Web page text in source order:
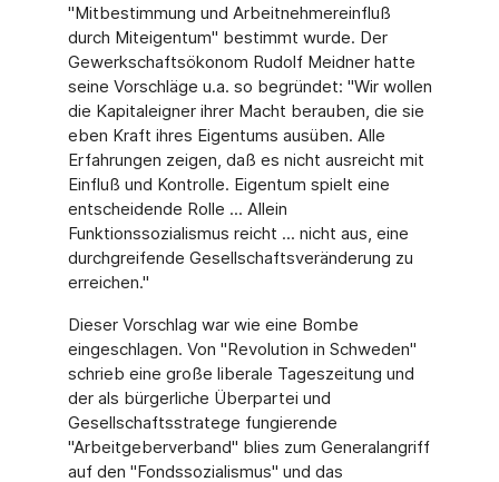
"Mitbestimmung und Arbeitnehmereinfluß
durch Miteigentum" bestimmt wurde. Der
Gewerkschaftsökonom Rudolf Meidner hatte
seine Vorschläge u.a. so begründet: "Wir wollen
die Kapitaleigner ihrer Macht berauben, die sie
eben Kraft ihres Eigentums ausüben. Alle
Erfahrungen zeigen, daß es nicht ausreicht mit
Einfluß und Kontrolle. Eigentum spielt eine
entscheidende Rolle ... Allein
Funktionssozialismus reicht ... nicht aus, eine
durchgreifende Gesellschaftsveränderung zu
erreichen."
Dieser Vorschlag war wie eine Bombe
eingeschlagen. Von "Revolution in Schweden"
schrieb eine große liberale Tageszeitung und
der als bürgerliche Überpartei und
Gesellschaftsstratege fungierende
"Arbeitgeberverband" blies zum Generalangriff
auf den "Fondssozialismus" und das